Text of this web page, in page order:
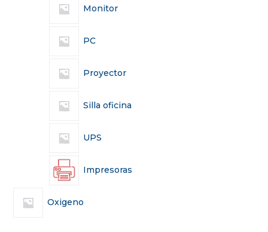
Monitor
PC
Proyector
Silla oficina
UPS
Impresoras
Oxigeno